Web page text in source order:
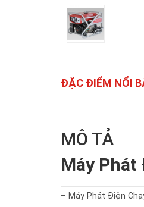
ĐẶC ĐIỂM NỔI
MÔ TẢ
Máy Phát
– Máy Phát Điện